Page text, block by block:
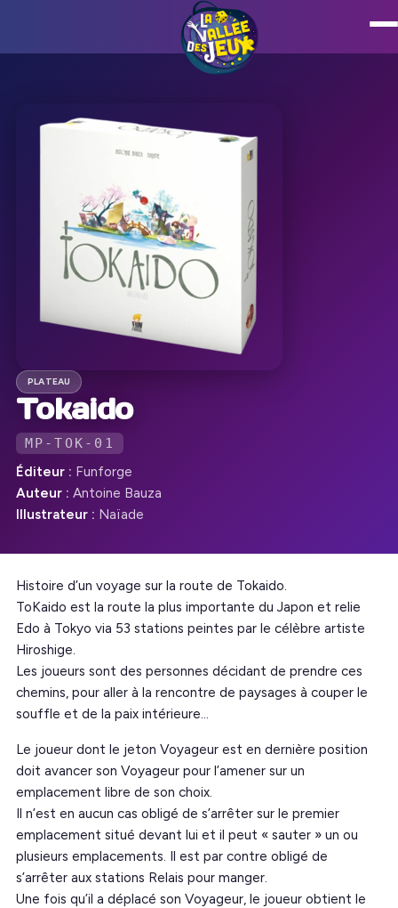
PLATEAU
Tokaido
MP-TOK-01
Éditeur : Funforge
Auteur : Antoine Bauza
Illustrateur : Naïade
Histoire d’un voyage sur la route de Tokaido.
ToKaido est la route la plus importante du Japon et relie
Edo à Tokyo via 53 stations peintes par le célèbre artiste
Hiroshige.
Les joueurs sont des personnes décidant de prendre ces
chemins, pour aller à la rencontre de paysages à couper le
souffle et de la paix intérieure…
Le joueur dont le jeton Voyageur est en dernière position
doit avancer son Voyageur pour l’amener sur un
emplacement libre de son choix.
Il n’est en aucun cas obligé de s’arrêter sur le premier
emplacement situé devant lui et il peut « sauter » un ou
plusieurs emplacements. Il est par contre obligé de
s’arrêter aux stations Relais pour manger.
Une fois qu’il a déplacé son Voyageur, le joueur obtient le